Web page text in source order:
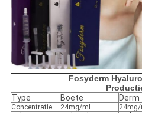
Fosyderm
Type
Boete Derm
Concentratie
24mg/ml 24mg/